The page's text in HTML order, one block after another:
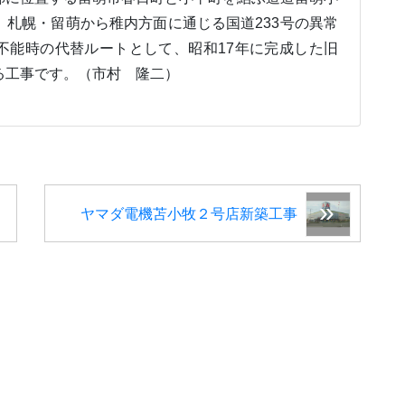
幌・留萌から稚内方面に通じる国道233号の異常
能時の代替ルートとして、昭和17年に完成した旧
工事です。（市村 隆二）
ヤマダ電機苫小牧２号店新築工事